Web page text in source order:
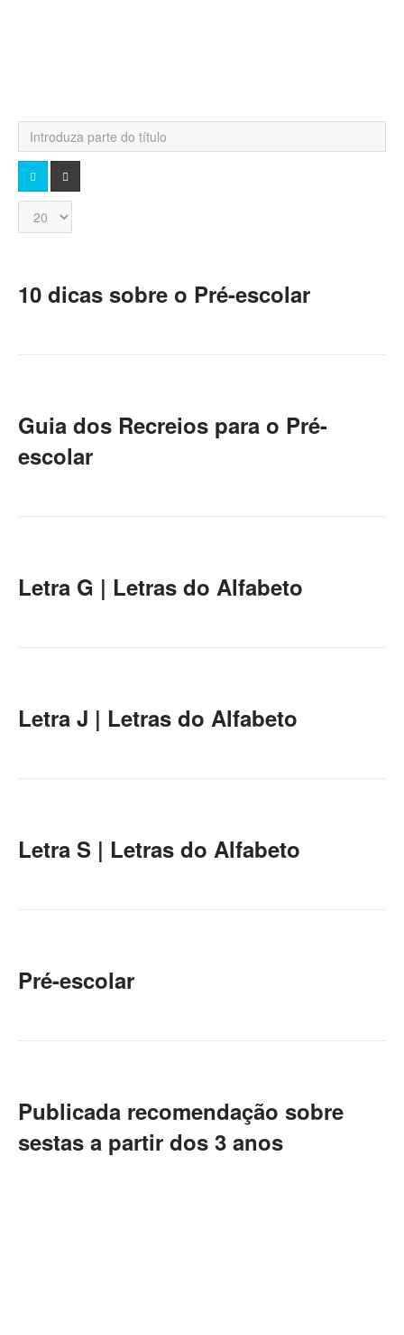
Introduza
parte
do
títuloPESQUISA
Qtd.
a
10 dicas sobre o Pré-escolar
Guia dos Recreios para o Pré-
escolar
Letra G | Letras do Alfabeto
Letra J | Letras do Alfabeto
Letra S | Letras do Alfabeto
Pré-escolar
Publicada recomendação sobre
sestas a partir dos 3 anos